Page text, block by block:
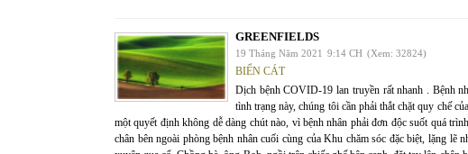
GREENFIELDS
19 Tháng Năm 2021 9:14 CH (Xem: 32824)
BIỂN CÁT
Dịch bệnh COVID-19 lan truyền rất nhanh . Bệnh
tình trạng này, chúng tôi cần phải thắt chặt quy chế
một quyết định không dễ dàng chút nào, vì bệnh nhân phải đơn độc suốt quá
chân bên ngoài phòng bệnh nhân cuối cùng của Khu chăm sóc đặc biệt, lặng